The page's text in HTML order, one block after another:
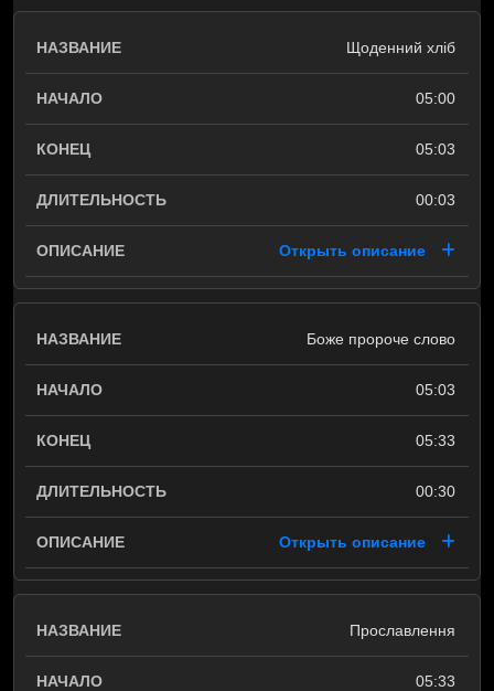
Щоденний хліб
05:00
05:03
00:03
Открыть описание
Боже пророче слово
05:03
05:33
00:30
Открыть описание
Прославлення
05:33